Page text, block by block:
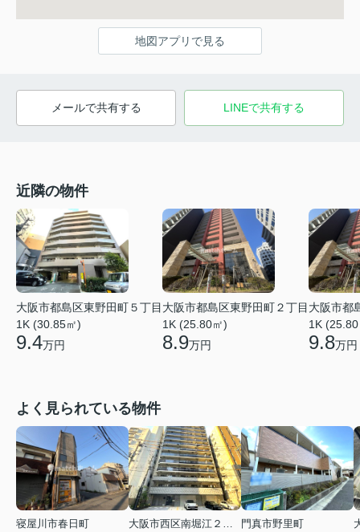
地図アプリで見る
メールで共有する LINEで共有する
近隣の物件
大阪市都島区東野田町５丁目
1K (30.85㎡)
9.4万円
大阪市都島区東野田町２丁目
1K (25.80㎡)
8.9万円
大阪市都
1K
9.8万円
よく見られている物件
寝屋川市春日町
大阪市西区南堀江２丁目
門真市野里町